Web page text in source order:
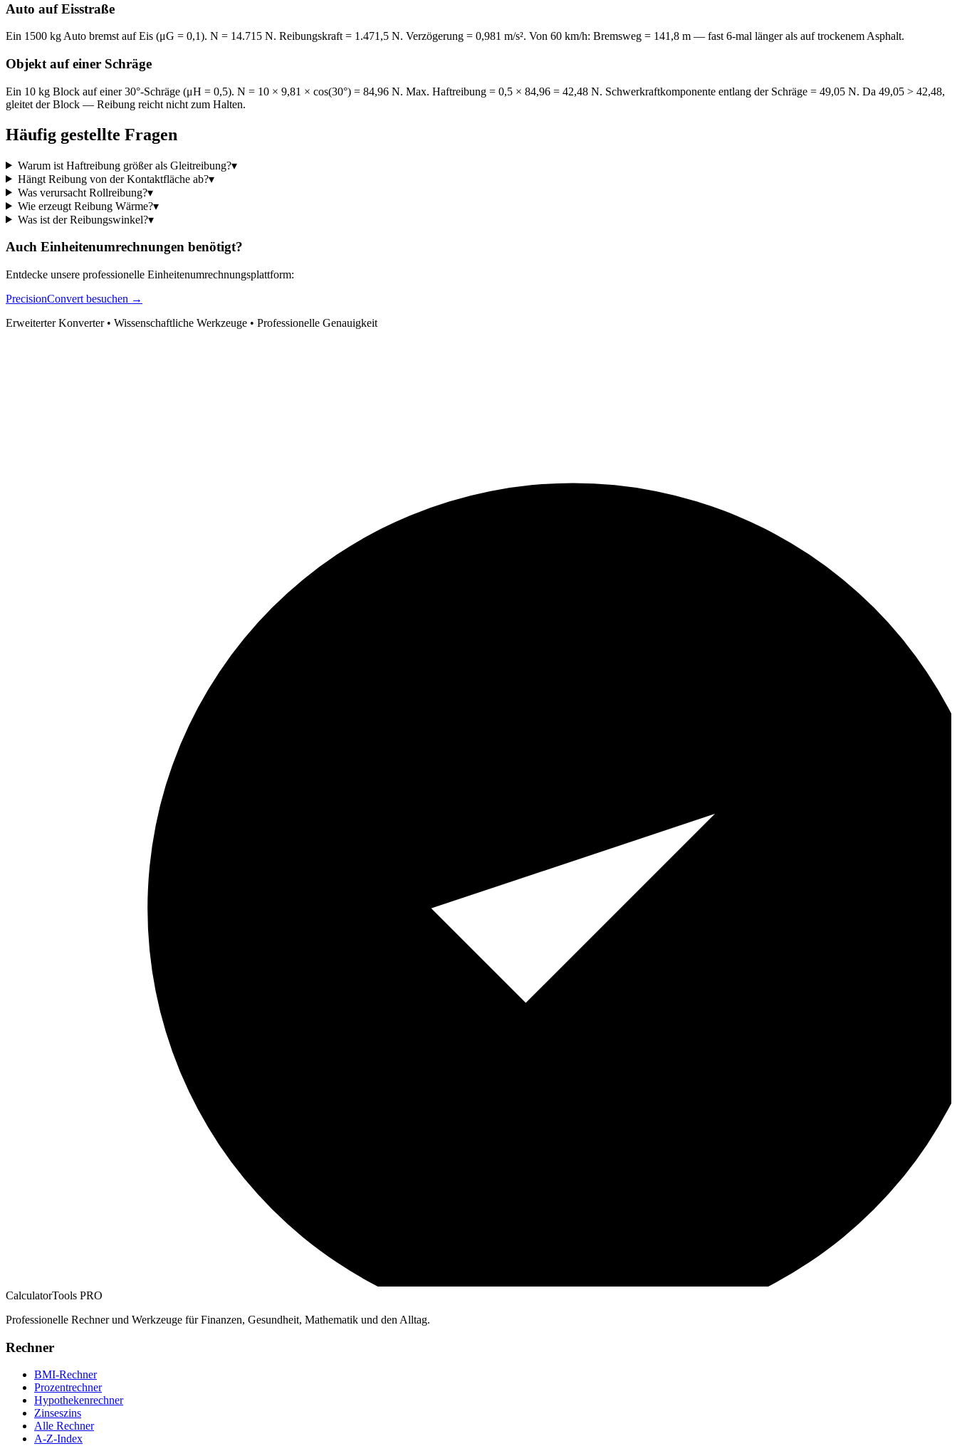
Auto auf Eisstraße
Ein 1500 kg Auto bremst auf Eis (μG = 0,1). N = 14.715 N. Reibungskraft = 1.471,5 N. Verzögerung = 0,981 m/s². Von 60 km/h: Bremsweg = 141,8 m — fast 6-mal länger als auf trockenem Asphalt.
Objekt auf einer Schräge
Ein 10 kg Block auf einer 30°-Schräge (μH = 0,5). N = 10 × 9,81 × cos(30°) = 84,96 N. Max. Haftreibung = 0,5 × 84,96 = 42,48 N. Schwerkraftkomponente entlang der Schräge = 49,05 N. Da 49,05 > 42,48,
gleitet der Block — Reibung reicht nicht zum Halten.
Häufig gestellte Fragen
Warum ist Haftreibung größer als Gleitreibung?▾
Hängt Reibung von der Kontaktfläche ab?▾
Was verursacht Rollreibung?▾
Wie erzeugt Reibung Wärme?▾
Was ist der Reibungswinkel?▾
Auch Einheitenumrechnungen benötigt?
Entdecke unsere professionelle Einheitenumrechnungsplattform:
PrecisionConvert besuchen →
Erweiterter Konverter • Wissenschaftliche Werkzeuge • Professionelle Genauigkeit
CalculatorTools PRO
Professionelle Rechner und Werkzeuge für Finanzen, Gesundheit, Mathematik und den Alltag.
Rechner
BMI-Rechner
Prozentrechner
Hypothekenrechner
Zinseszins
Alle Rechner
A-Z-Index